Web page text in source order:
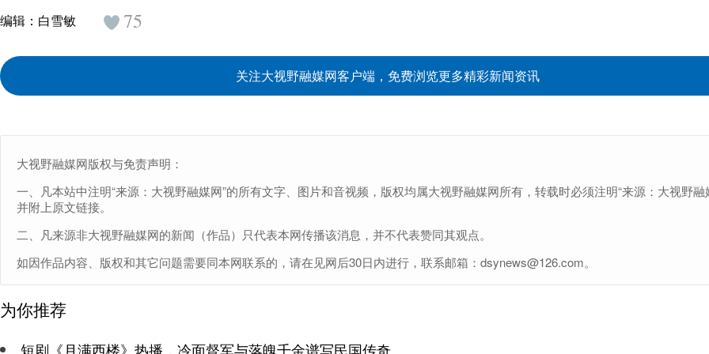
编辑： 白雪敏 75
关注大视野融媒网客户端，免费浏览更多精彩新闻资讯
大视野融媒网版权与免责声明：
一、凡本站中注明“来源：大视野融媒网”的所有文字、图片和音视频，版权均属大视野融媒网所有，转载时必须注明“来源：大视野融
并附上原文链接。
二、凡来源非大视野融媒网的新闻（作品）只代表本网传播该消息，并不代表赞同其观点。
如因作品内容、版权和其它问题需要同本网联系的，请在见网后30日内进行，联系邮箱：dsynews@126.com。
为你推荐
短剧《月满西楼》热播，冷面督军与落魄千金谱写民国传奇